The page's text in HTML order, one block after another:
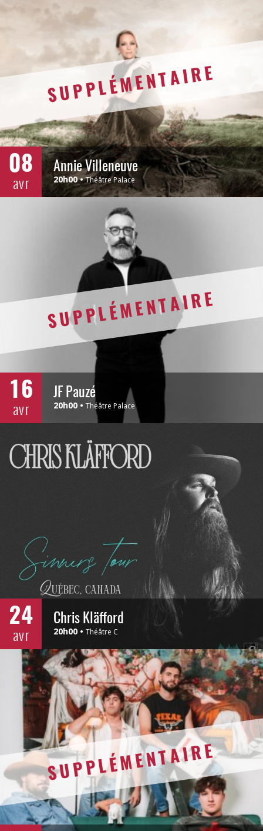
SUPPLÉMENTAIRE
08
avr
Annie Villeneuve
20h00 Théâtre Palace
SUPPLÉMENTAIRE
16
avr
JF Pauzé
20h00 Théâtre Palace
24
avr
Chris Kläfford
20h00 Théâtre C
SUPPLÉMENTAIRE